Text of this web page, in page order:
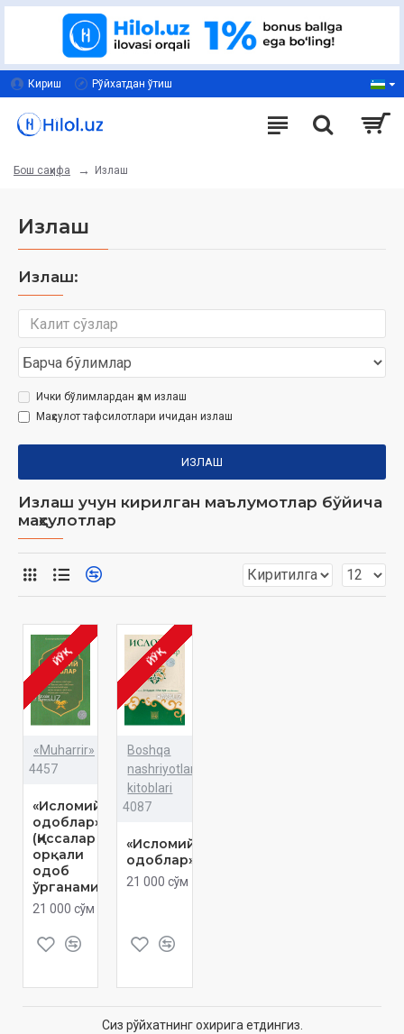
Кириш Рўйхатдан ўтиш
Бош саҳифа Излаш
Излаш
Излаш:
Ички бўлимлардан ҳам излаш
Маҳсулот тафсилотлари ичидан излаш
ИЗЛАШ
Излаш учун кирилган маълумотлар бўйича
маҳсулотлар
ЙЎҚ
«Muharrir»
4457
«Исломий
одоблар»
(Қиссалар
орқали
одоб
ўрганамиз)
21 000 сўм
ЙЎҚ
Boshqa
nashriyotlar
kitoblari
4087
«Исломий
одоблар»
21 000 сўм
Сиз рўйхатнинг охирига етдингиз.